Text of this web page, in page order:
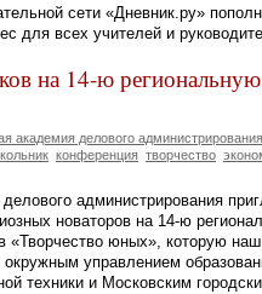
сети «Дневник.ру»
для всех учителей и
на 14-ю
академия делового администрирования
конференция творчество
администрирования
новаторов на 14-ю
«Творчество юных», которую
управлением
техники и Московским